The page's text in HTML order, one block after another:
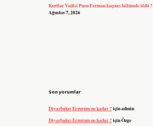
Kurtlar Vadisi Pusu Ferman kaçıncı bölümde öldü ?
Ağustos 7, 2026
Son yorumlar
Diyarbakır Erzurum ne kadar ?içinadmin
Diyarbakır Erzurum ne kadar ?içinÖzge